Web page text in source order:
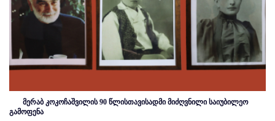
მერაბ კოკოჩაშვილის 90 წლისთავისადმი მიძღვნილი საიუბილეო
გამოფენა